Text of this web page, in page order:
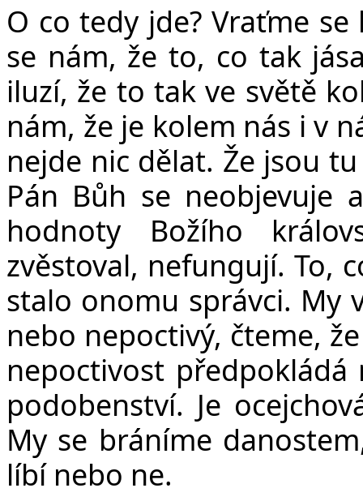
O co tedy jde? Vraťme
se nám, že to, co tak
iluzí, že to tak ve světě
nám, že je kolem nás i v
nejde nic dělat. Že jsou
Pán Bůh se neobjevuje
hodnoty Božího
zvěstoval, nefungují. To,
stalo onomu správci. My
nebo nepoctivý, čteme,
nepoctivost
podobenství. Je
My se bráníme
líbí nebo ne.